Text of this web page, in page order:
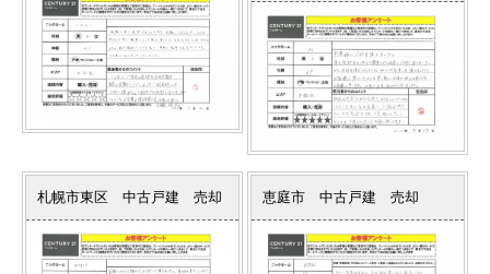
札幌市東区 中古戸建 売却 恵庭市 中古戸建 売却